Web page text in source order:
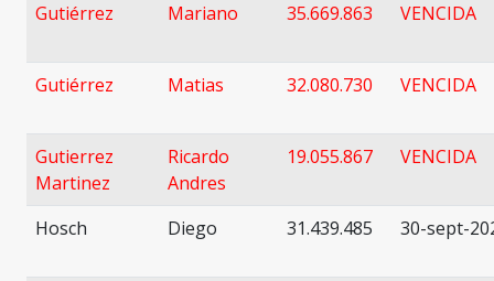
Gutiérrez Mariano 35.669.863 VENCIDA
Gutiérrez Matias 32.080.730 VENCIDA
Gutierrez
Martinez
Ricardo
Andres
19.055.867 VENCIDA
Hosch Diego 31.439.485 30-sept-